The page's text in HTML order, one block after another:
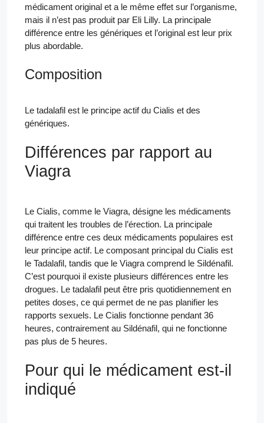
médicament original et a le même effet sur l’organisme,
mais il n’est pas produit par Eli Lilly. La principale
différence entre les génériques et l’original est leur prix
plus abordable.
Composition
Le tadalafil est le principe actif du Cialis et des
génériques.
Différences par rapport au
Viagra
Le Cialis, comme le Viagra, désigne les médicaments
qui traitent les troubles de l’érection. La principale
différence entre ces deux médicaments populaires est
leur principe actif. Le composant principal du Cialis est
le Tadalafil, tandis que le Viagra comprend le Sildénafil.
C’est pourquoi il existe plusieurs différences entre les
drogues. Le tadalafil peut être pris quotidiennement en
petites doses, ce qui permet de ne pas planifier les
rapports sexuels. Le Cialis fonctionne pendant 36
heures, contrairement au Sildénafil, qui ne fonctionne
pas plus de 5 heures.
Pour qui le médicament est-il
indiqué